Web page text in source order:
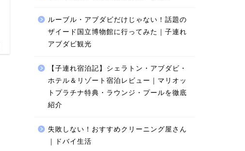
ルーブル・アブダビだけじゃない！話題の
ザイード国立博物館に行ってみた｜子連れ
アブダビ観光
【子連れ宿泊記】シェラトン・アブダビ・
ホテル＆リゾート宿泊レビュー｜マリオッ
トプラチナ特典・ラウンジ・プールを徹底
紹介
失敗しない！おすすめクリーニング屋さん
｜ドバイ生活